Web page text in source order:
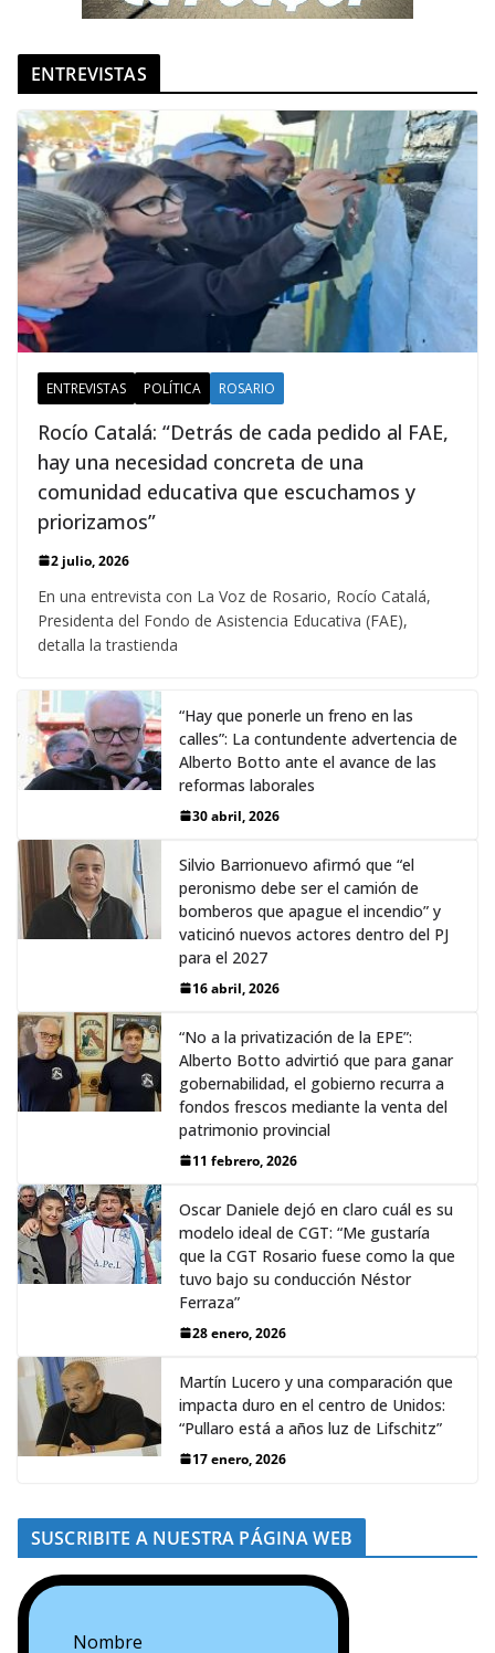
ENTREVISTAS
ENTREVISTAS POLÍTICA ROSARIO
Rocío Catalá: “Detrás de cada pedido al FAE,
hay una necesidad concreta de una
comunidad educativa que escuchamos y
priorizamos”
2 julio, 2026
En una entrevista con La Voz de Rosario, Rocío Catalá,
Presidenta del Fondo de Asistencia Educativa (FAE),
detalla la trastienda
“Hay que ponerle un freno en las
calles”: La contundente advertencia de
Alberto Botto ante el avance de las
reformas laborales
30 abril, 2026
Silvio Barrionuevo afirmó que “el
peronismo debe ser el camión de
bomberos que apague el incendio” y
vaticinó nuevos actores dentro del PJ
para el 2027
16 abril, 2026
“No a la privatización de la EPE”:
Alberto Botto advirtió que para ganar
gobernabilidad, el gobierno recurra a
fondos frescos mediante la venta del
patrimonio provincial
11 febrero, 2026
Oscar Daniele dejó en claro cuál es su
modelo ideal de CGT: “Me gustaría
que la CGT Rosario fuese como la que
tuvo bajo su conducción Néstor
Ferraza”
28 enero, 2026
Martín Lucero y una comparación que
impacta duro en el centro de Unidos:
“Pullaro está a años luz de Lifschitz”
17 enero, 2026
SUSCRIBITE A NUESTRA PÁGINA WEB
Nombre